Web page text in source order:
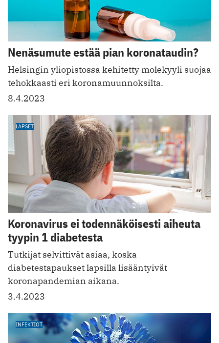
Nenäsumute estää pian koronataudin?
Helsingin yliopistossa kehitetty molekyyli suojaa
tehokkaasti eri koronamuunnoksilta.
8.4.2023
LAPSET
Koronavirus ei todennäköisesti aiheuta
tyypin 1 diabetesta
Tutkijat selvittivät asiaa, koska
diabetestapaukset lapsilla lisääntyivät
koronapandemian aikana.
3.4.2023
INFEKTIOT